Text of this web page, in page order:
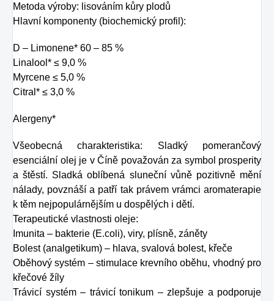
Metoda výroby: lisováním kůry plodů
Hlavní komponenty (biochemický profil):
D – Limonene* 60 – 85 %
Linalool* ≤ 9,0 %
Myrcene ≤ 5,0 %
Citral* ≤ 3,0 %
Alergeny*
Všeobecná charakteristika: Sladký pomerančový
esenciální olej je v Číně považován za symbol prosperity
a štěstí. Sladká oblíbená sluneční vůně pozitivně mění
nálady, povznáší a patří tak právem vrámci aromaterapie
k těm nejpopulárnějším u dospělých i dětí.
Terapeutické vlastnosti oleje:
Imunita – bakterie (E.coli), viry, plísně, záněty
Bolest (analgetikum) – hlava, svalová bolest, křeče
Oběhový systém – stimulace krevního oběhu, vhodný pro
křečové žíly
Trávicí systém – trávicí tonikum – zlepšuje a podporuje